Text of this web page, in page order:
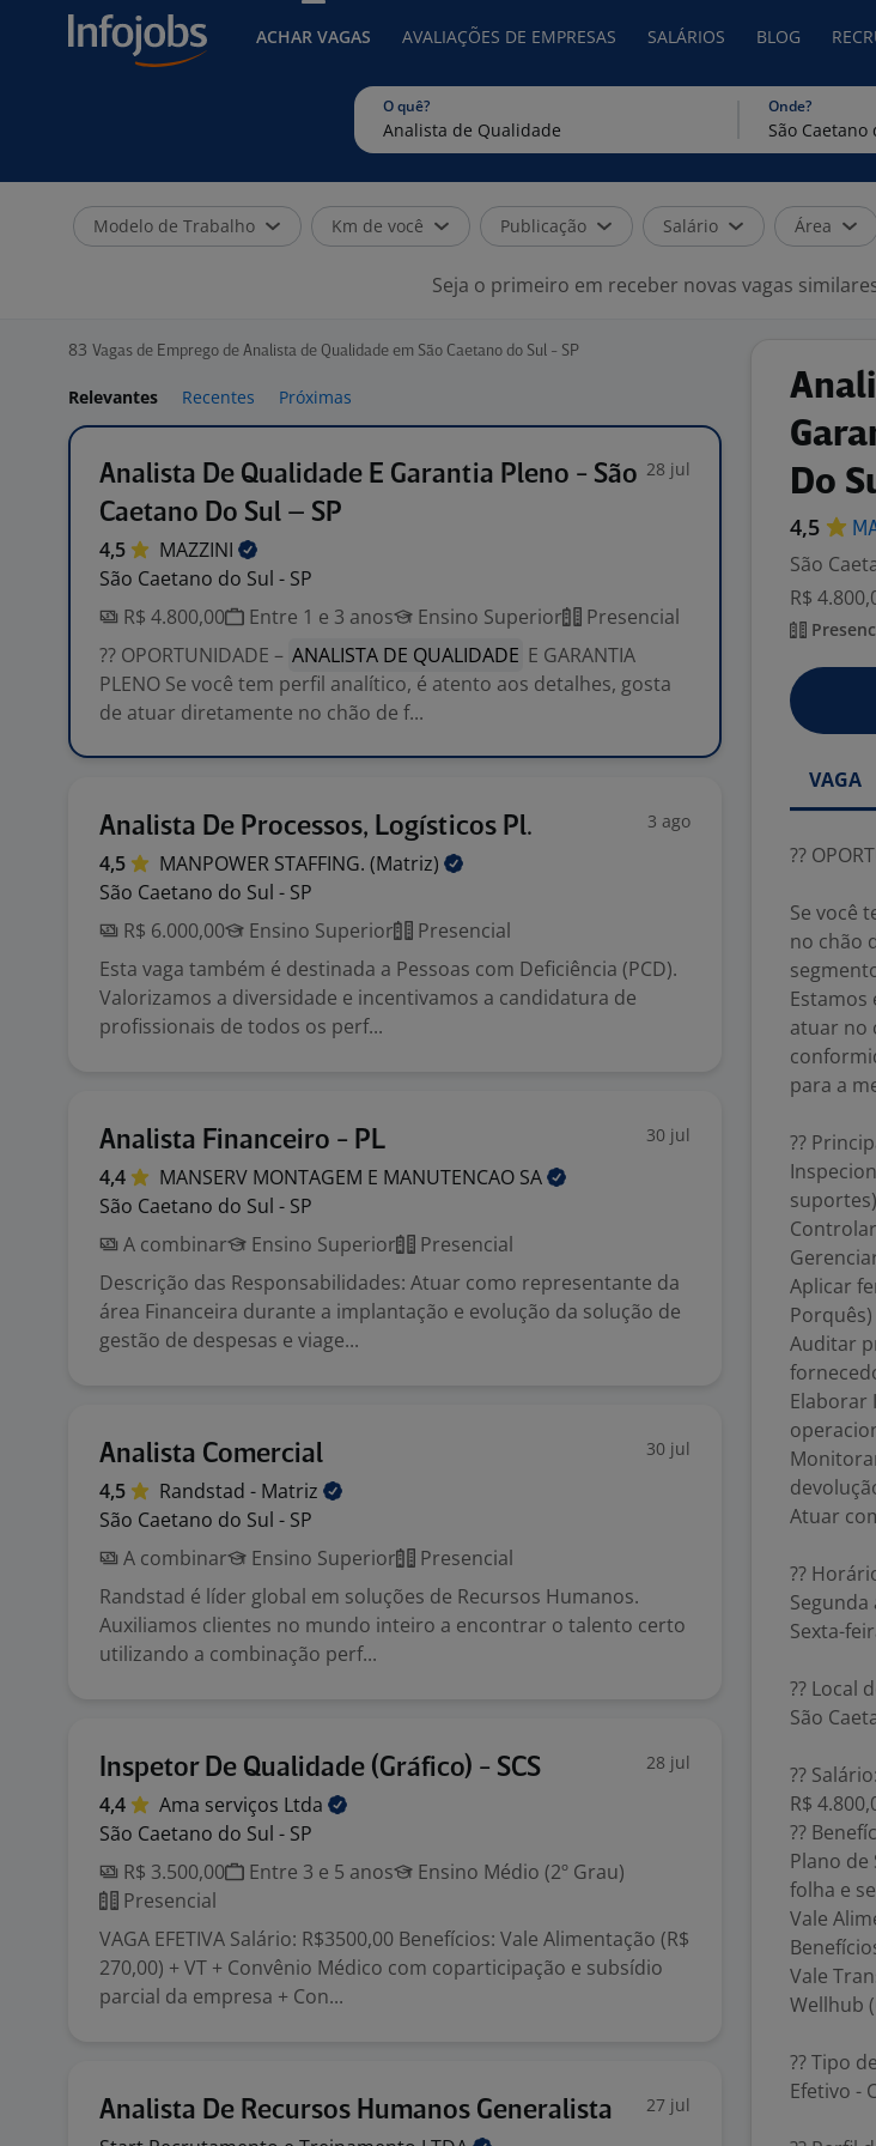
ACHAR VAGAS AVALIAÇÕES DE EMPRESAS SALÁRIOS BLOG
O quê? Onde?
Modelo de Trabalho Km de você Publicação Salário Área
Seja o primeiro em receber novas vagas
83 Vagas de Emprego de Analista de Qualidade em São Caetano do Sul - SP
Relevantes Recentes Próximas
Analista De Qualidade E Garantia Pleno - São
Caetano Do Sul – SP
28 jul
4,5
MAZZINI
São Caetano do Sul - SP
R$ 4.800,00
Entre 1 e 3 anos Ensino Superior
Presencial
?? OPORTUNIDADE – ANALISTA DE QUALIDADE E GARANTIA
PLENO Se você tem perfil analítico, é atento aos detalhes, gosta
de atuar diretamente no chão de f...
Analista De Processos, Logísticos Pl. 3 ago
4,5 MANPOWER STAFFING. (Matriz)
São Caetano do Sul - SP
R$ 6.000,00
Ensino Superior
Presencial
Esta vaga também é destinada a Pessoas com Deficiência (PCD).
Valorizamos a diversidade e incentivamos a candidatura de
profissionais de todos os perf...
Analista Financeiro - PL 30 jul
4,4 MANSERV MONTAGEM E MANUTENCAO SA
São Caetano do Sul - SP
A combinar
Ensino Superior
Presencial
Descrição das Responsabilidades: Atuar como representante da
área Financeira durante a implantação e evolução da solução de
gestão de despesas e viage...
Analista Comercial 30 jul
4,5 Randstad - Matriz
São Caetano do Sul - SP
A combinar
Ensino Superior
Presencial
Randstad é líder global em soluções de Recursos Humanos.
Auxiliamos clientes no mundo inteiro a encontrar o talento certo
utilizando a combinação perf...
Inspetor De Qualidade (Gráfico) - SCS 28 jul
4,4 Ama serviços Ltda
São Caetano do Sul - SP
R$ 3.500,00
Entre 3 e 5 anos
Ensino Médio (2º Grau)
Presencial
VAGA EFETIVA Salário: R$3500,00 Benefícios: Vale Alimentação (R$
270,00) + VT + Convênio Médico com coparticipação e subsídio
parcial da empresa + Con...
Analista De Recursos Humanos Generalista 27 jul
Do
4,5
São
R$
VAGA
??
Se você
no chão
Estamos
atuar no
para a
??
Aplicar
Auditar
Elaborar
Atuar
??
Sexta-
?? Local
São
?? Salário:
R$
??
Plano de
folha e
Vale
Vale
Wellhub
?? Tipo
Efetivo -